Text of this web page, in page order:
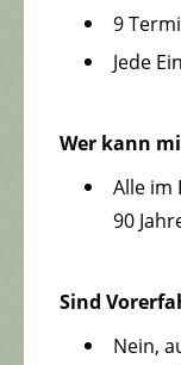
9
Jede
Wer kann
Alle im
90
Sind
Nein,